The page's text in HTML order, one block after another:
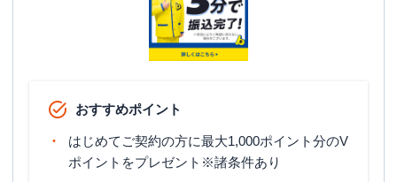
おすすめポイント
はじめてご契約の方に最大1,000ポイント分のV
ポイントをプレゼント※諸条件あり